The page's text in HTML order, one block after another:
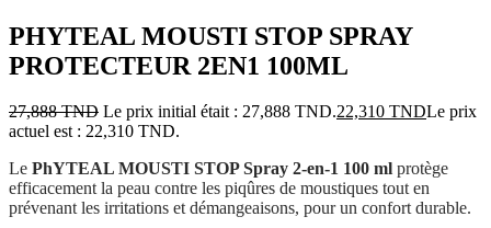
PHYTEAL MOUSTI STOP SPRAY
PROTECTEUR 2EN1 100ML
27,888TND Le prix initial était : 27,888 TND.22,310 TNDLe prix
actuel est : 22,310 TND.
Le PhYTEAL MOUSTI STOP Spray 2-en-1 100 ml protège
efficacement la peau contre les piqûres de moustiques tout en
prévenant les irritations et démangeaisons, pour un confort durable.